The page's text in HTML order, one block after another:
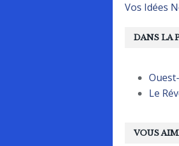
VOUS
Vos Idées
DANS LA
Le